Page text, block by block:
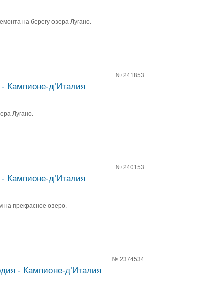
на берегу озера Лугано.
№ 241853
Кампионе-д’Италия
Лугано.
№ 240153
Кампионе-д’Италия
на прекрасное озеро.
№ 2374534
- Кампионе-д’Италия